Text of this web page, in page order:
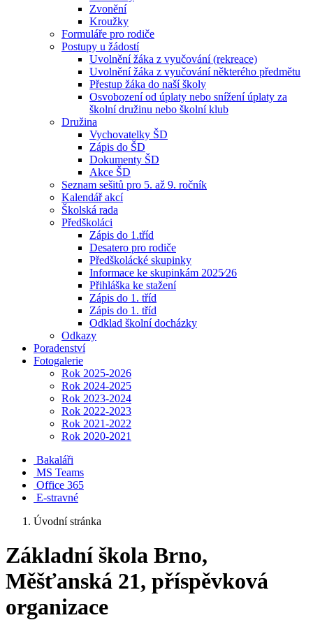
Zvonění
Kroužky
Formuláře pro rodiče
Postupy u žádostí
Uvolnění žáka z vyučování (rekreace)
Uvolnění žáka z vyučování některého předmětu
Přestup žáka do naší školy
Osvobození od úplaty nebo snížení úplaty za
školní družinu nebo školní klub
Družina
Vychovatelky ŠD
Zápis do ŠD
Dokumenty ŠD
Akce ŠD
Seznam sešitů pro 5. až 9. ročník
Kalendář akcí
Školská rada
Předškoláci
Zápis do 1.tříd
Desatero pro rodiče
Předškolácké skupinky
Informace ke skupinkám 2025⁄26
Přihláška ke stažení
Zápis do 1. tříd
Zápis do 1. tříd
Odklad školní docházky
Odkazy
Poradenství
Fotogalerie
Rok 2025-2026
Rok 2024-2025
Rok 2023-2024
Rok 2022-2023
Rok 2021-2022
Rok 2020-2021
Bakaláři
MS Teams
Office 365
E-stravné
Úvodní stránka
Základní škola Brno,
Měšťanská 21, příspěvková
organizace